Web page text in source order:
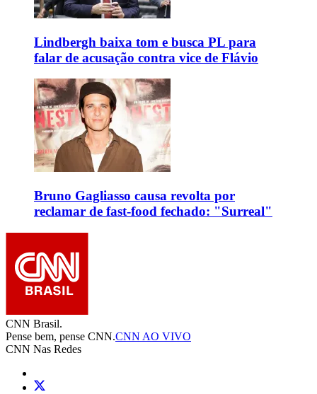
Lindbergh baixa tom e busca PL para
falar de acusação contra vice de Flávio
Bruno Gagliasso causa revolta por
reclamar de fast-food fechado: "Surreal"
CNN Brasil.
Pense bem, pense CNN.CNN AO VIVO
CNN Nas Redes